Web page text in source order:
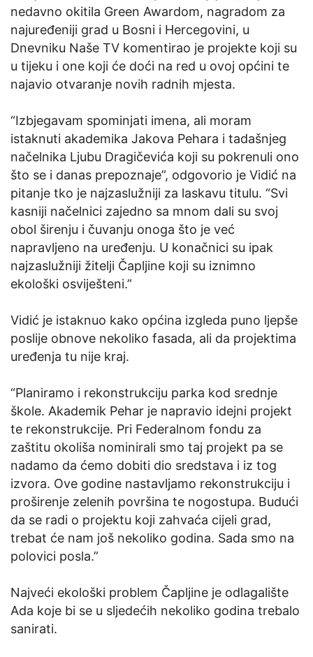
nedavno okitila Green Awardom, nagradom za
najuređeniji grad u Bosni i Hercegovini, u
Dnevniku Naše TV komentirao je projekte koji su
u tijeku i one koji će doći na red u ovoj općini te
najavio otvaranje novih radnih mjesta.
“Izbjegavam spominjati imena, ali moram
istaknuti akademika Jakova Pehara i tadašnjeg
načelnika Ljubu Dragičevića koji su pokrenuli ono
što se i danas prepoznaje”, odgovorio je Vidić na
pitanje tko je najzaslužniji za laskavu titulu. “Svi
kasniji načelnici zajedno sa mnom dali su svoj
obol širenju i čuvanju onoga što je već
napravljeno na uređenju. U konačnici su ipak
najzaslužniji žitelji Čapljine koji su iznimno
ekološki osviješteni.”
Vidić je istaknuo kako općina izgleda puno ljepše
poslije obnove nekoliko fasada, ali da projektima
uređenja tu nije kraj.
“Planiramo i rekonstrukciju parka kod srednje
škole. Akademik Pehar je napravio idejni projekt
te rekonstrukcije. Pri Federalnom fondu za
zaštitu okoliša nominirali smo taj projekt pa se
nadamo da ćemo dobiti dio sredstava i iz tog
izvora. Ove godine nastavljamo rekonstrukciju i
proširenje zelenih površina te nogostupa. Budući
da se radi o projektu koji zahvaća cijeli grad,
trebat će nam još nekoliko godina. Sada smo na
polovici posla.”
Najveći ekološki problem Čapljine je odlagalište
Ada koje bi se u sljedećih nekoliko godina trebalo
sanirati.